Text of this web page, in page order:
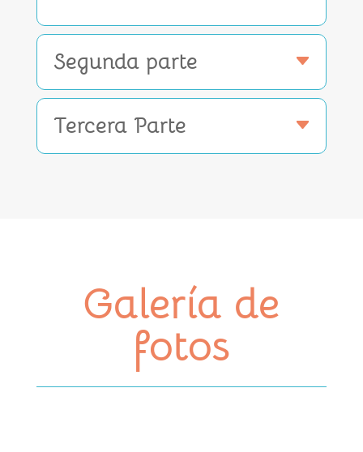
Segunda parte
Tercera Parte
Galería de
fotos